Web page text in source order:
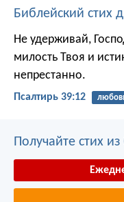
Библейский стих
Не удерживай,
милость Твоя и
непрестанно.
Псалтирь 39:12
Получайте стих